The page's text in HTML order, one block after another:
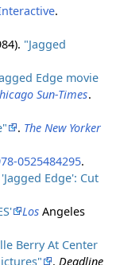
.
"Jagged
Edge movie
Sun-Times.
. The New Yorker
0525484295.
'Jagged Edge': Cut
Los Angeles
Berry At Center
.Deadline